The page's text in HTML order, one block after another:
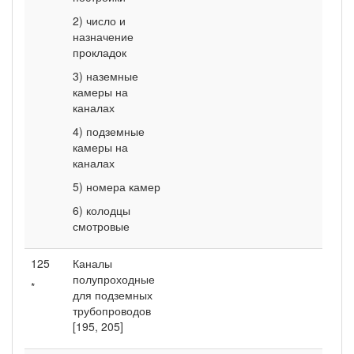
2) число и
назначение
прокладок
3) наземные
камеры на
каналах
4) подземные
камеры на
каналах
5) номера камер
6) колодцы
смотровые
125
*
Каналы
полупроходные
для подземных
трубопроводов
[195, 205]